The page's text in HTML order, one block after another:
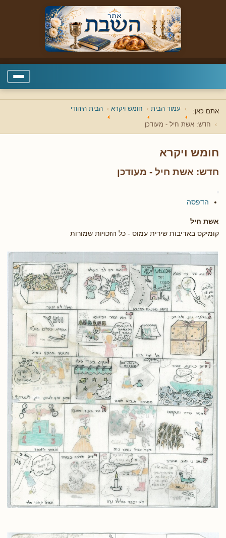
אתם כאן: עמוד הבית חומש ויקרא הבית היהודי
חדש: אשת חיל - מעודכן
חומש ויקרא
חדש: אשת חיל - מעודכן
הדפסה
אשת חיל
קומיקס באדיבות שירית עמוס - כל הזכויות שמורות